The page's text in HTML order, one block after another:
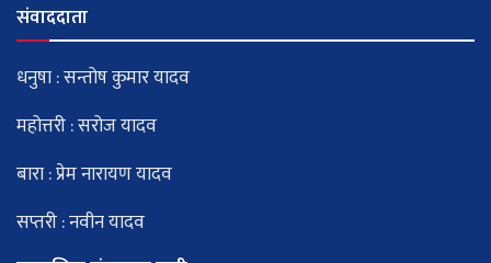
संवाददाता
धनुषा : सन्तोष कुमार यादव
महोत्तरी : सरोज यादव
बारा : प्रेम नारायण यादव
सप्तरी : नवीन यादव